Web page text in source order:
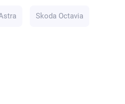
Skoda Octavia